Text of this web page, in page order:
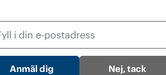
Janson Lundkvist,
Nej, tack